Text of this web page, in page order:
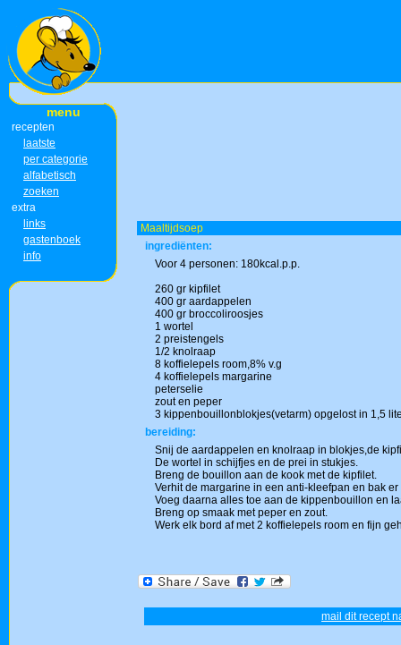
menu
recepten
laatste
per categorie
alfabetisch
zoeken
extra
links
gastenboek
info
Maaltijdsoep
ingrediënten:
Voor 4 personen: 180kcal.p.p.
260 gr kipfilet
400 gr aardappelen
400 gr broccoliroosjes
1 wortel
2 preistengels
1/2 knolraap
8 koffielepels room,8% v.g
4 koffielepels margarine
peterselie
zout en peper
3 kippenbouillonblokjes(vetarm) opgelost in 1,5
bereiding:
Snij de aardappelen en knolraap in blokjes,de
De wortel in schijfjes en de prei in stukjes.
Breng de bouillon aan de kook met de kipfilet.
Verhit de margarine in een anti-kleefpan en bak
Voeg daarna alles toe aan de kippenbouillon en
Breng op smaak met peper en zout.
Werk elk bord af met 2 koffielepels room en fijn
mail dit recept